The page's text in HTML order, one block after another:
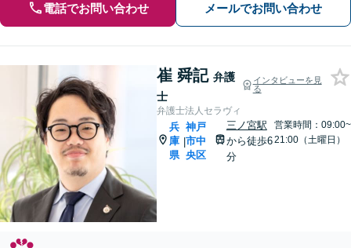
電話でお問い合わせ メールでお問い合わせ
崔 舜記 弁護
士
インタビューを見
る
弁護士法人セラヴィ
兵
庫
県
|
神戸
市中
央区
三ノ宮駅
から徒歩6
分
営業時間：09:00~
21:00（土曜日）